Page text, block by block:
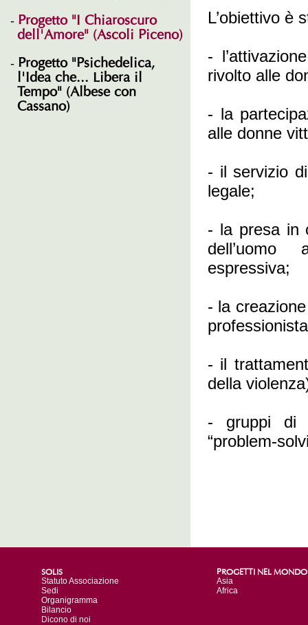
Progetto "I Chiaroscuro
dell'Amore" (Ascoli Piceno)
Progetto "Psichedelica,
l'Idea che... Libera il
Tempo" (Albese con
Cassano)
L’obiettivo è
-
rivolto alle
- la
alle donne
- il servizio
legale;
- la presa in
dell’uomo
espressiva;
- la
- il
della
- gruppi di
“problem-
SOLIS
Statuto Associazione
Sedi
Organigramma
Bilancio
Dicono di noi
PROGETTI NEL MONDO
Asia
Africa